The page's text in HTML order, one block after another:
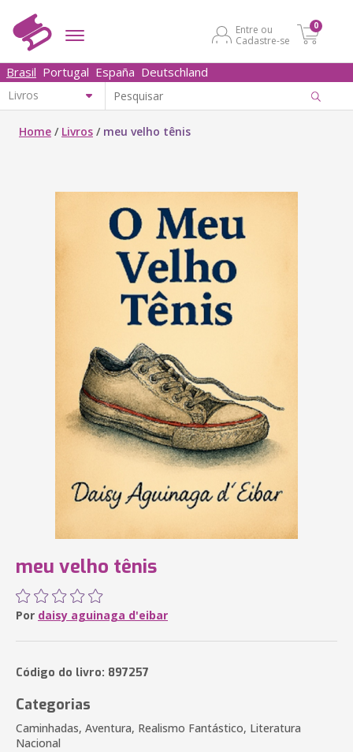
Entre ou
Cadastre-se
0
Brasil Portugal España Deutschland
Home / Livros / meu velho tênis
meu velho tênis
Por daisy aguinaga d'eibar
Código do livro: 897257
Categorias
Caminhadas, Aventura, Realismo Fantástico, Literatura
Nacional